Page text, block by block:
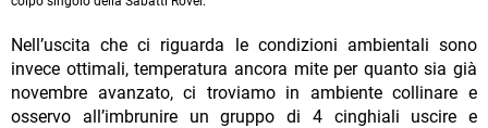
Nell’uscita che ci riguarda le condizioni ambientali sono
invece ottimali, temperatura ancora mite per quanto sia già
novembre avanzato, ci troviamo in ambiente collinare e
osservo all’imbrunire un gruppo di 4 cinghiali uscire e